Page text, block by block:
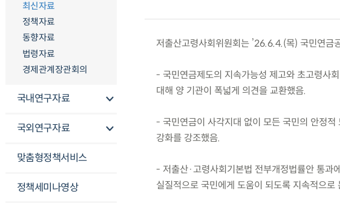
최신자료
정책자료
동향자료
법령자료
경제관계장관회의
국내연구자료
국외연구자료
맞춤형정책서비스
정책세미나영상
저출산고령사회위원회는 ’26.6.4.(목) 국민연금
- 국민연금제도의 지속가능성 제고와 초고령사
대해 양 기관이 폭넓게 의견을 교환했음.
- 국민연금이 사각지대 없이 모든 국민의 안정
강화를 강조했음.
- 저출산·고령사회기본법 전부개정법률안 통과
실질적으로 국민에게 도움이 되도록 지속적으로